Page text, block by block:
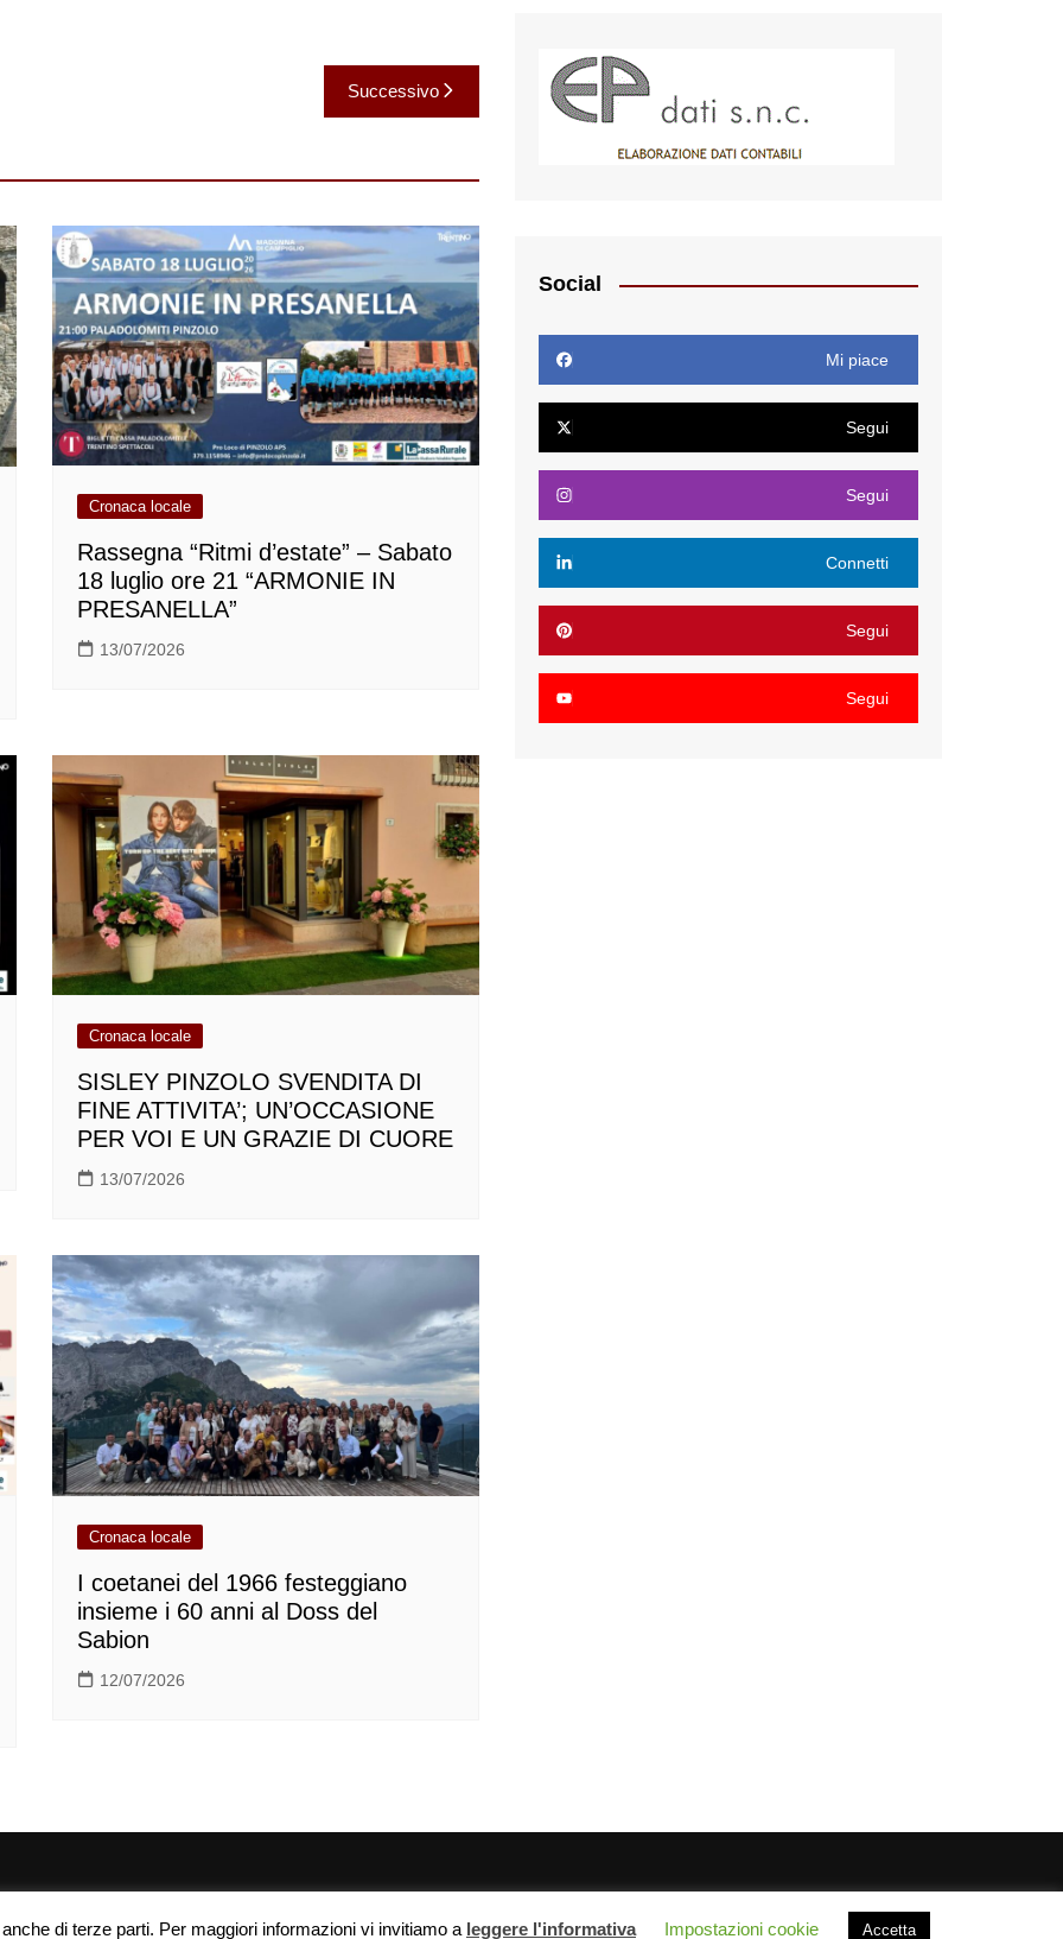
Successivo
Cronaca locale
Rassegna “Ritmi d’estate” – Sabato
18 luglio ore 21 “ARMONIE IN
PRESANELLA”
13/07/2026
Cronaca locale
SISLEY PINZOLO SVENDITA DI
FINE ATTIVITA’; UN’OCCASIONE
PER VOI E UN GRAZIE DI CUORE
13/07/2026
Cronaca locale
I coetanei del 1966 festeggiano
insieme i 60 anni al Doss del
Sabion
12/07/2026
Social
Mi piace
Segui
Segui
Connetti
Segui
Segui
info@agraria.org | Chi siamo Privacy Policy Sitemap Link utili
di terze parti. Per maggiori informazioni vi invitiamo a leggere l'informativa Impostazioni cookie Accetta